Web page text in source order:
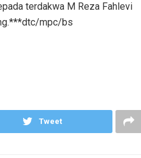
terdakwa M Reza Fahlevi
mpc/bs
Tweet